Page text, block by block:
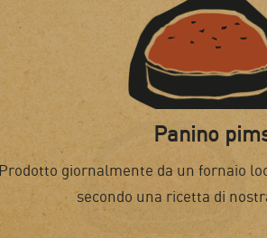
Panino
Prodotto giornalmente da un fornaio
secondo una ricetta di